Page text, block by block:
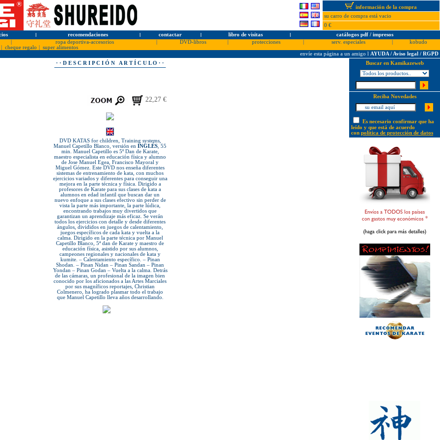
información de la compra
su carro de compra está vacio
0 €
l recomendaciones l contactar l libro de visitas l
catálogos pdf / impresos
ropa deportiva-accesorios DVD-libros protecciones serv. especiales
kobudo
cheque regalo
super alimentos
envíe esta página a un amigo l AYUDA / Aviso legal / RGPD
· · D E S C R I P C I Ó N A R T Í C U L O · ·
22,27 €
DVD KATAS for children, Training systems,
Manuel Capetillo Blanco, versión en INGLÉS , 55
min. Manuel Capetillo es 5º Dan de Karate,
maestro especialista en educación física y alumno
de Jose Manuel Egea, Francisco Mayoral y
Miguel Gómez. Este DVD nos enseña diferentes
sistemas de entrenamiento de kata, con muchos
ejercicios variados y diferentes para conseguir una
mejora en la parte técnica y física. Dirigido a
profesores de Karate para sus clases de kata a
alumnos en edad infantil que buscan dar un
nuevo enfoque a sus clases efectivo sin perder de
vista la parte más importante, la parte lúdica,
encontrando trabajos muy divertidos que
garantizan un aprendizaje más eficaz. Se verán
todos los ejercicios con detalle y desde diferentes
ángulos, divididos en juegos de calentamiento,
juegos específicos de cada kata y vuelta a la
calma. Dirigido en la parte técnica por Manuel
Capetillo Blanco, 5ª dan de Karate y maestro de
educación física, asistido por sus alumnos,
campeones regionales y nacionales de kata y
kumite. – Calentamiento específico. – Pinan
Shodan. – Pinan Nidan – Pinan Sandan – Pinan
Yondan – Pinan Godan – Vuelta a la calma. Detrás
de las cámaras, un profesional de la imagen bien
conocido por los aficionados a las Artes Marciales
por sus magníficos reportajes, Christian
Colmenero, ha logrado plasmar todo el trabajo
que Manuel Capetillo lleva años desarrollando.
Buscar en Kamikazeweb
Reciba Novedades
Es necesario confirmar que ha
leído y que está de acuerdo
con política de protección de datos